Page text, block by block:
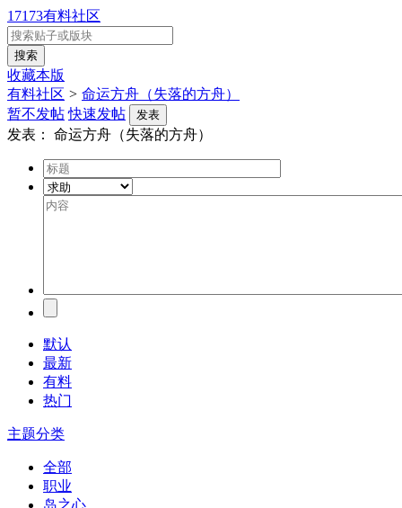
17173有料社区
收藏本版
有料社区 > 命运方舟（失落的方舟）
暂不发帖 快速发帖 发表
发表： 命运方舟（失落的方舟）
默认
最新
有料
热门
主题分类
全部
职业
岛之心